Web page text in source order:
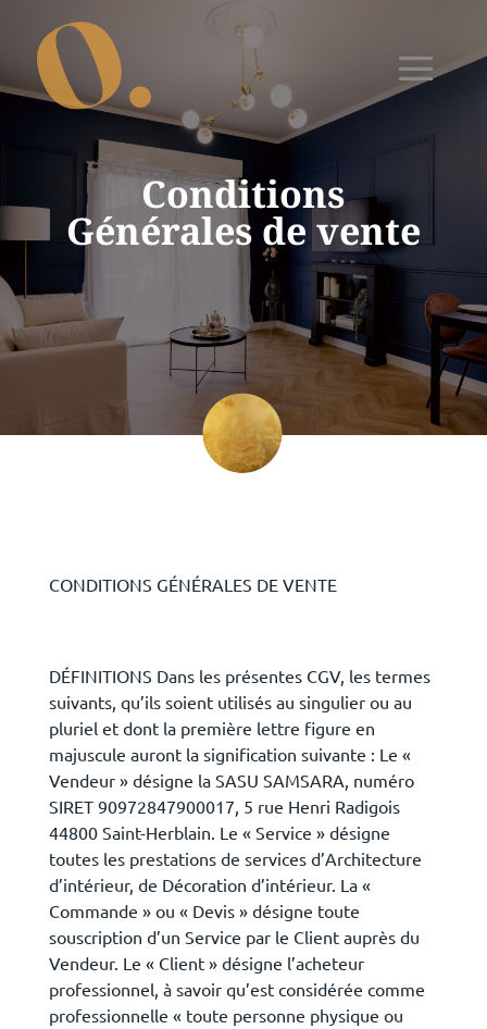
Conditions
Générales de vente
CONDITIONS GÉNÉRALES DE VENTE
DÉFINITIONS Dans les présentes CGV, les termes
suivants, qu’ils soient utilisés au singulier ou au
pluriel et dont la première lettre figure en
majuscule auront la signification suivante : Le «
Vendeur » désigne la SASU SAMSARA, numéro
SIRET 90972847900017, 5 rue Henri Radigois
44800 Saint-Herblain. Le « Service » désigne
toutes les prestations de services d’Architecture
d’intérieur, de Décoration d’intérieur. La «
Commande » ou « Devis » désigne toute
souscription d’un Service par le Client auprès du
Vendeur. Le « Client » désigne l’acheteur
professionnel, à savoir qu’est considérée comme
professionnelle « toute personne physique ou